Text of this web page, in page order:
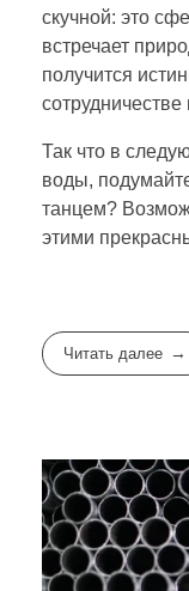
скучной: это
встречает
получится
Так что в
воды,
танцем?
этими
Читать далее